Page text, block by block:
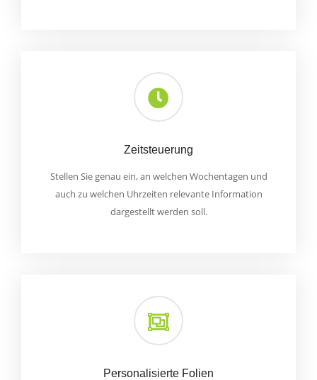
Zeitsteuerung
Stellen Sie genau ein, an welchen Wochentagen und
auch zu welchen Uhrzeiten relevante Information
dargestellt werden soll.
Personalisierte Folien